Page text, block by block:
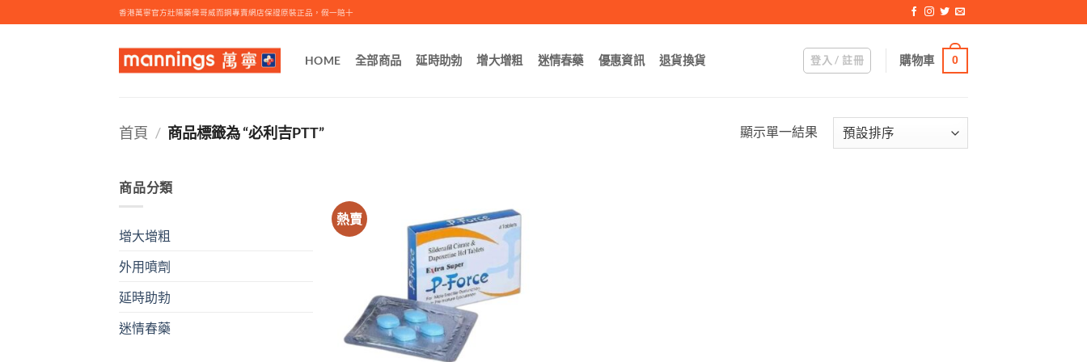
to
香港萬寧官方壯陽藥偉哥威而鋼專賣網店保證原裝正品，假一賠十
HOME 全部商品 延時助勃 增大增粗 迷情春藥 優惠資訊 退貨換貨 登入 / 註冊 購物車 0
首頁 / 商品標籤為 “必利吉PTT” 顯示單一結果
商品分類
增大增粗
外用噴劑
延時助勃
迷情春藥
熱賣